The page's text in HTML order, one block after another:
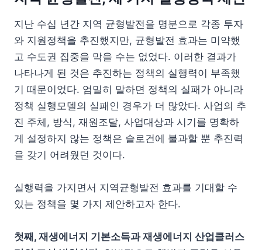
지난 수십 년간 지역 균형발전을 명분으로 각종 투자
와 지원정책을 추진했지만, 균형발전 효과는 미약했
고 수도권 집중을 막을 수는 없었다. 이러한 결과가
나타나게 된 것은 추진하는 정책의 실행력이 부족했
기 때문이었다. 엄밀히 말하면 정책의 실패가 아니라
정책 실행모델의 실패인 경우가 더 많았다. 사업의 추
진 주체, 방식, 재원조달, 사업대상과 시기를 명확하
게 설정하지 않는 정책은 슬로건에 불과할 뿐 추진력
을 갖기 어려웠던 것이다.
실행력을 가지면서 지역균형발전 효과를 기대할 수
있는 정책을 몇 가지 제안하고자 한다.
첫째, 재생에너지 기본소득과 재생에너지 산업클러스